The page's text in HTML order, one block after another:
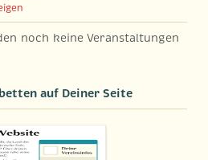
noch keine Veranstaltungen
auf Deiner Seite